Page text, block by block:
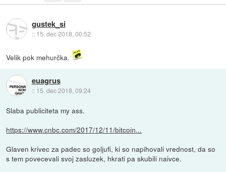
gustek_si
:: 15. dec 2018, 00:52
Velik pok mehurčka.
euagrus
:: 15. dec 2018, 09:24
Slaba publiciteta my ass.
https://www.cnbc.com/2017/12/11/bitcoin...
Glaven krivec za padec so goljufi, ki so napihovali vrednost, da so
s tem povecevali svoj zasluzek, hkrati pa skubili naivce.